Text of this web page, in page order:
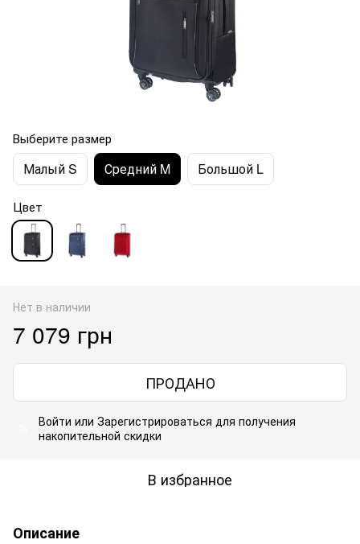
Выберите размер
Малый S Средний M Большой L
Цвет
Нет в наличии
7 079 грн
ПРОДАНО
Войти или Зарегистрироваться для получения
накопительной скидки
В избранное
Описание